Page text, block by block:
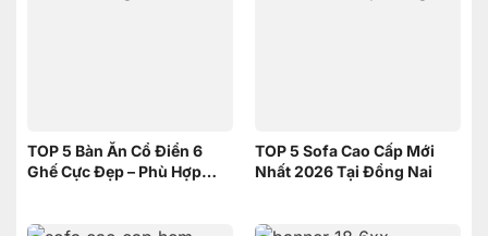
TOP 5 Bàn Ăn Cổ Điển 6
Ghế Cực Đẹp – Phù Hợp
TOP 5 Sofa Cao Cấp Mới
Nhất 2026 Tại Đồng Nai